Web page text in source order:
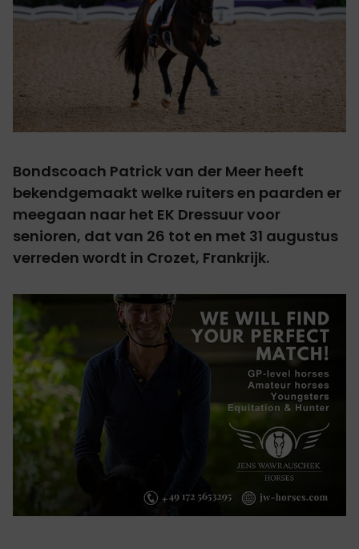
Bondscoach Patrick van der Meer heeft
bekendgemaakt welke ruiters en paarden er
meegaan naar het EK Dressuur voor
senioren, dat van 26 tot en met 31 augustus
verreden wordt in Crozet, Frankrijk.